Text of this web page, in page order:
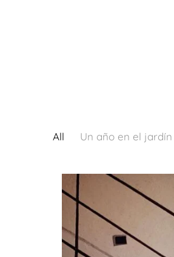
All Un año en el jardín